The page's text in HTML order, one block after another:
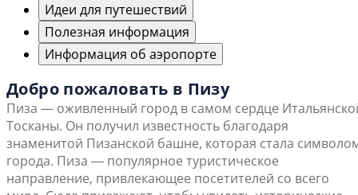
Идеи для путешествий
Полезная информация
Информация об аэропорте
Добро пожаловать в Пизу
Пиза — оживленный город в самом сердце
Тосканы. Он получил известность благодаря
знаменитой Пизанской башне, которая стала
города. Пиза ― популярное туристическое
направление, привлекающее посетителей со всего